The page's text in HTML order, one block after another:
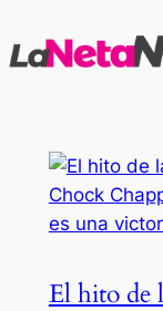
al
El hito de